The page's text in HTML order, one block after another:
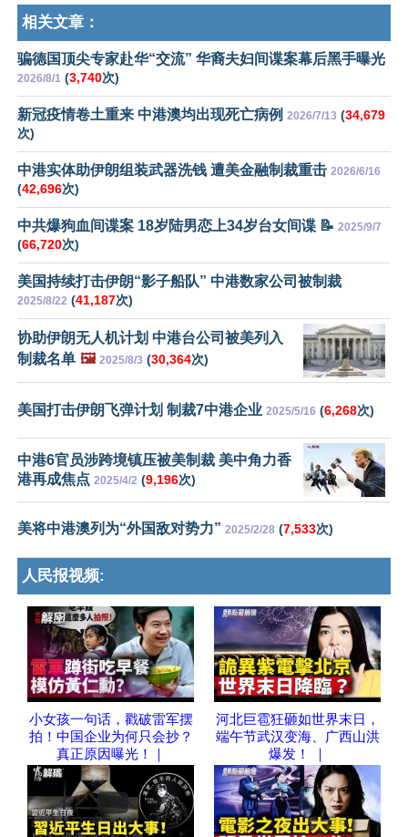
相关文章：
骗德国顶尖专家赴华“交流” 华裔夫妇间谍案幕后黑手曝光
2026/8/1 (3,740次)
新冠疫情卷土重来 中港澳均出现死亡病例 2026/7/13 (34,679
次)
中港实体助伊朗组装武器洗钱 遭美金融制裁重击 2026/6/16
(42,696次)
中共爆狗血间谍案 18岁陆男恋上34岁台女间谍 📝 2025/9/7
(66,720次)
美国持续打击伊朗“影子船队” 中港数家公司被制裁
2025/8/22 (41,187次)
协助伊朗无人机计划 中港台公司被美列入
制裁名单 🖼️ 2025/8/3 (30,364次)
美国打击伊朗飞弹计划 制裁7中港企业 2025/5/16 (6,268次)
中港6官员涉跨境镇压被美制裁 美中角力香
港再成焦点 2025/4/2 (9,196次)
美将中港澳列为“外国敌对势力” 2025/2/28 (7,533次)
人民报视频:
小女孩一句话，戳破雷军摆
拍！中国企业为何只会抄？
真正原因曝光！｜
河北巨雹狂砸如世界末日，
端午节武汉变海、广西山洪
爆发！ ｜